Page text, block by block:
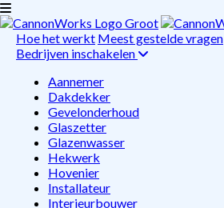
Hoe het werkt Meest gestelde vragen
Bedrijven inschakelen
Aannemer
Dakdekker
Gevelonderhoud
Glaszetter
Glazenwasser
Hekwerk
Hovenier
Installateur
Interieurbouwer